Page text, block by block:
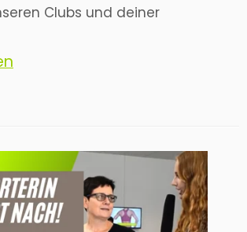
Clubs und deiner